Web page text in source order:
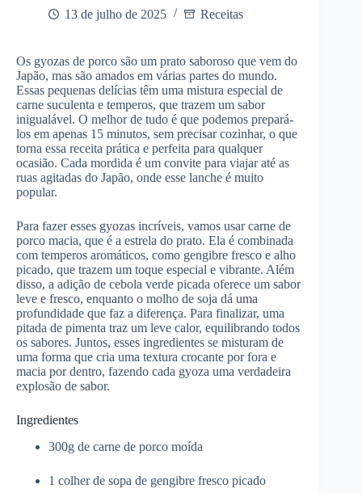
13 de julho de 2025 Receitas
Os gyozas de porco são um prato saboroso que vem do
Japão, mas são amados em várias partes do mundo.
Essas pequenas delícias têm uma mistura especial de
carne suculenta e temperos, que trazem um sabor
inigualável. O melhor de tudo é que podemos prepará-
los em apenas 15 minutos, sem precisar cozinhar, o que
torna essa receita prática e perfeita para qualquer
ocasião. Cada mordida é um convite para viajar até as
ruas agitadas do Japão, onde esse lanche é muito
popular.
Para fazer esses gyozas incríveis, vamos usar carne de
porco macia, que é a estrela do prato. Ela é combinada
com temperos aromáticos, como gengibre fresco e alho
picado, que trazem um toque especial e vibrante. Além
disso, a adição de cebola verde picada oferece um sabor
leve e fresco, enquanto o molho de soja dá uma
profundidade que faz a diferença. Para finalizar, uma
pitada de pimenta traz um leve calor, equilibrando todos
os sabores. Juntos, esses ingredientes se misturam de
uma forma que cria uma textura crocante por fora e
macia por dentro, fazendo cada gyoza uma verdadeira
explosão de sabor.
Ingredientes
300g de carne de porco moída
1 colher de sopa de gengibre fresco picado